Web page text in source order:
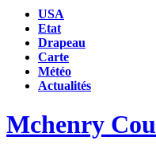
USA
Etat
Drapeau
Carte
Météo
Actualités
Mchenry